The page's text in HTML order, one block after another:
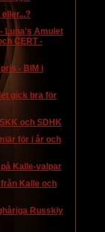
Luna's Amulet
CERT -
- BIM i
gick bra för
och SDHK
för i år och
Kalle-valpar
Kalle och
Russkiy